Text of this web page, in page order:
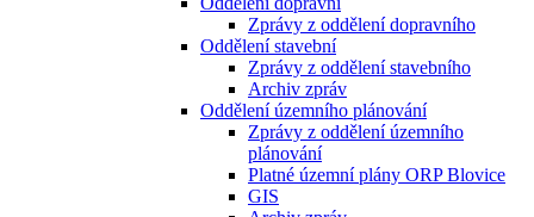
Zprávy z oddělení dopravního
Oddělení stavební
Zprávy z oddělení stavebního
Archiv zpráv
Oddělení územního plánování
Zprávy z oddělení územního
plánování
Platné územní plány ORP Blovice
GIS